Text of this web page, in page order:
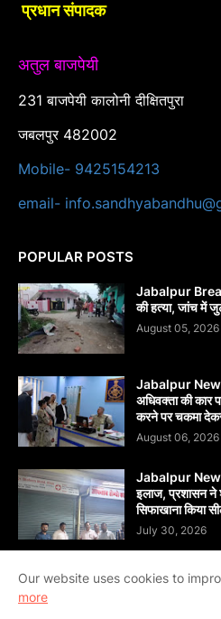
प्रधान संपादक
अतुल बाजपेयी
231 बाजपेयी कालोनी दीक्षितपुरा
जबलपुर 482002
Mobile- 9425154213
email-
POPULAR POSTS
Jabalpur
की हत्या, जांच में
August 05, 2026
Jabalpur
अधिवक्ता की कार
करने पर चकमा
August 06, 2026
Jabalpur News:
इलाज, प्रशासन ने
सिफाखाना किया
July 30, 2026
Our website uses cookies to
more